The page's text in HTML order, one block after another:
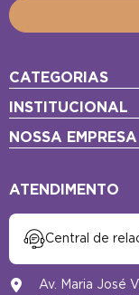
CATEGORIAS
INSTITUCIONAL
NOSSA EMPRESA
ATENDIMENTO
Central de
Av. Maria José